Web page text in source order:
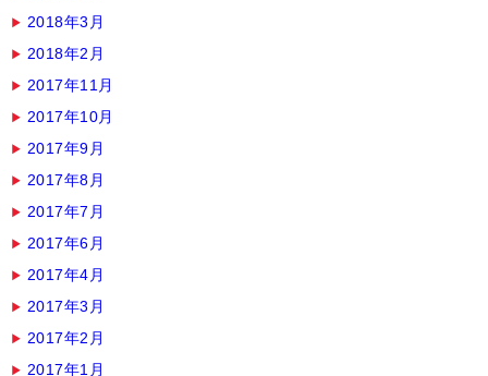
2018年3月
2018年2月
2017年11月
2017年10月
2017年9月
2017年8月
2017年7月
2017年6月
2017年4月
2017年3月
2017年2月
2017年1月